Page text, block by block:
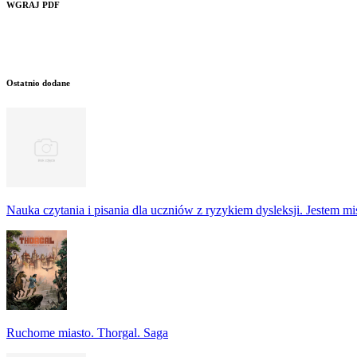
WGRAJ PDF
Ostatnio dodane
Nauka czytania i pisania dla uczniów z ryzykiem dysleksji. Jestem
Ruchome miasto. Thorgal. Saga